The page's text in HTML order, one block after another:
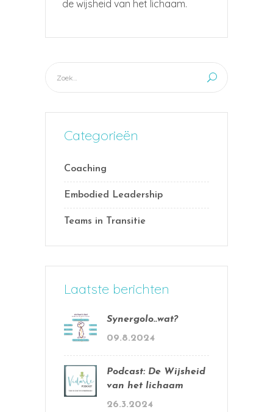
de wijsheid van het lichaam.
Categorieën
Coaching
Embodied Leadership
Teams in Transitie
Laatste berichten
Synergolo..wat?
09.8.2024
Podcast: De Wijsheid
van het lichaam
26.3.2024